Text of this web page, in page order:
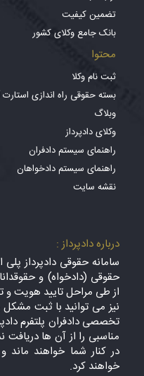
تضمین کیفیت
بانک جامع وکلای کشور
محتوا
ثبت نام وکلا
بسته حقوقی راه اندازی
وبلاگ
وکلای دادپرداز
راهنمای سیستم دادفران
راهنمای سیستم دادخواهان
نقشه سایت
درباره دادپرداز :
سامانه حقوقی دادپرداز
حقوقی (دادخواه) و
از طی مراحل تایید هویت
نیز می توانید با ثبت
تخصصی دادفران پلتفرم
مناسبی را از آن ها
در کنار شما خواهند ماند
خواهند کرد.